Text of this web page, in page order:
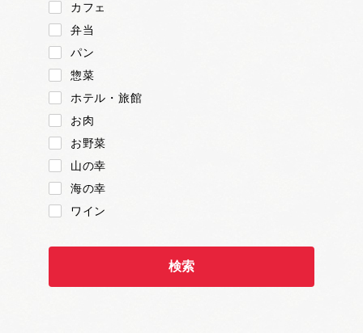
カフェ
弁当
パン
惣菜
ホテル・旅館
お肉
お野菜
山の幸
海の幸
ワイン